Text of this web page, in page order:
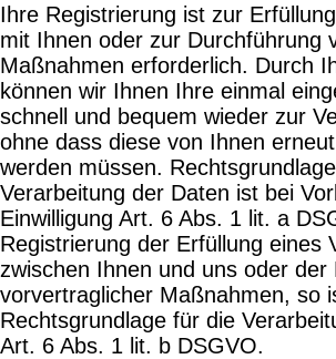
Ihre Registrierung ist zur
mit Ihnen oder zur Durchführung
Maßnahmen erforderlich. Durch
können wir Ihnen Ihre einmal
schnell und bequem wieder zur
ohne dass diese von Ihnen
werden müssen.
Verarbeitung der Daten ist bei
Einwilligung Art. 6 Abs. 1 lit. a
Registrierung der Erfüllung eines
zwischen Ihnen und uns oder der
vorvertraglicher Maßnahmen, so
Rechtsgrundlage für die
Art. 6 Abs. 1 lit. b DSGVO.